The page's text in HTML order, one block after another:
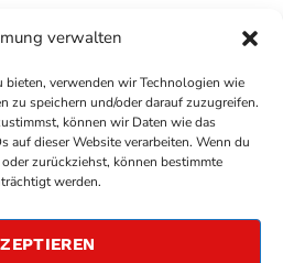
verwalten
bieten, verwenden wir Technologien wie
zu speichern und/oder darauf zuzugreifen.
können wir Daten wie das
auf dieser Website verarbeiten. Wenn du
zurückziehst, können bestimmte
werden.
KREUZNACH